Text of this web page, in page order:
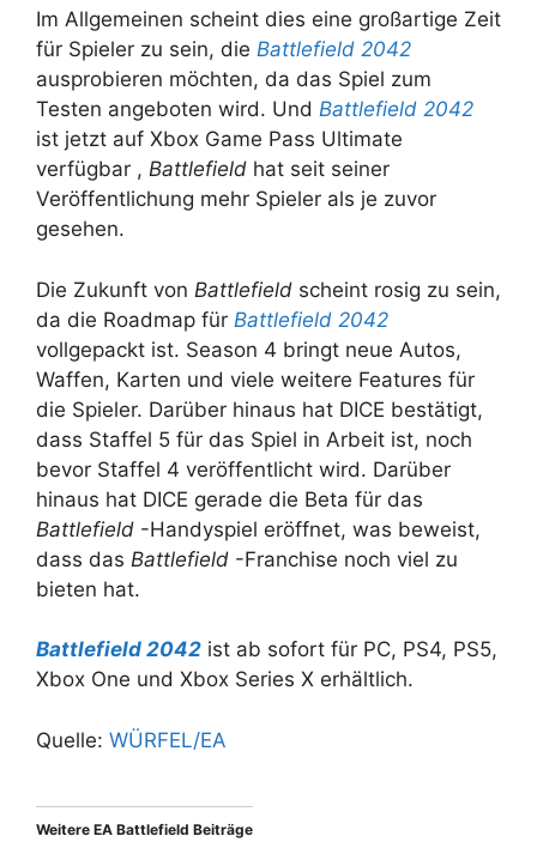
Im Allgemeinen scheint dies eine großartige Zeit
für Spieler zu sein, die Battlefield 2042
ausprobieren möchten, da das Spiel zum
Testen angeboten wird. Und Battlefield 2042
ist jetzt auf Xbox Game Pass Ultimate
verfügbar , Battlefield hat seit seiner
Veröffentlichung mehr Spieler als je zuvor
gesehen.
Die Zukunft von Battlefield scheint rosig zu sein,
da die Roadmap für Battlefield 2042
vollgepackt ist. Season 4 bringt neue Autos,
Waffen, Karten und viele weitere Features für
die Spieler. Darüber hinaus hat DICE bestätigt,
dass Staffel 5 für das Spiel in Arbeit ist, noch
bevor Staffel 4 veröffentlicht wird. Darüber
hinaus hat DICE gerade die Beta für das
Battlefield -Handyspiel eröffnet, was beweist,
dass das Battlefield -Franchise noch viel zu
bieten hat.
Battlefield 2042 ist ab sofort für PC, PS4, PS5,
Xbox One und Xbox Series X erhältlich.
Quelle: WÜRFEL/EA
Weitere EA Battlefield Beiträge